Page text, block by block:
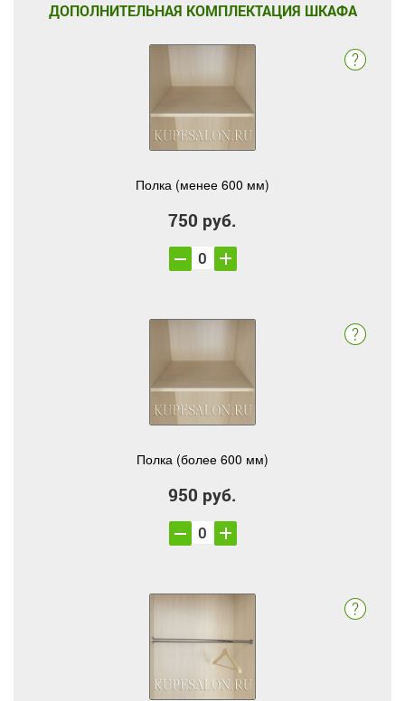
ДОПОЛНИТЕЛЬНАЯ КОМПЛЕКТАЦИЯ ШКАФА
Полка (менее 600 мм)
750 руб.
Полка (более 600 мм)
950 руб.